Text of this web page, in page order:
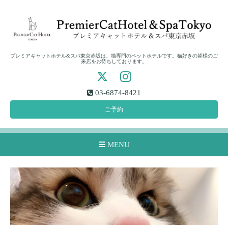
プレミアキャットホテル&スパ東京赤坂は、猫専門のペットホテルです。猫好きの皆様のご
来店をお待ちしております。
03-6874-8421
ご予約
MENU